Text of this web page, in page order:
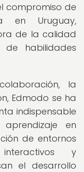
compromiso de
en Uruguay,
de la calidad
habilidades
la
Edmodo se ha
indispensable
en
de entornos
y
el desarrollo